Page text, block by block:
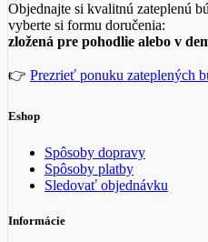
Objednajte si kvalitnú zateplenú
vyberte si formu doručenia:
zložená pre pohodlie alebo v
👉 Prezrieť ponuku zateplených
Eshop
Spôsoby dopravy
Spôsoby platby
Sledovať objednávku
Informácie